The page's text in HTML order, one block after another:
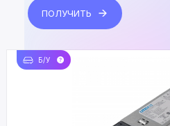
ПОЛУЧИТЬ
Б/У